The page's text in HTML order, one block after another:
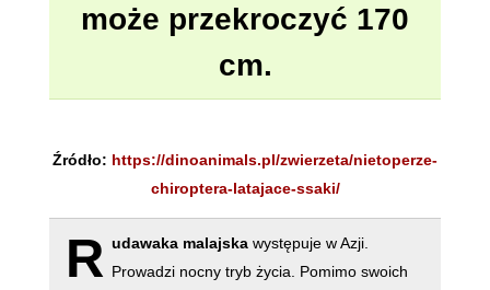
może przekroczyć 170
cm.
Źródło: https://dinoanimals.pl/zwierzeta/nietoperze-
chiroptera-latajace-ssaki/
R udawaka malajskawystępuje w Azji.
Prowadzi nocny tryb życia. Pomimo swoich